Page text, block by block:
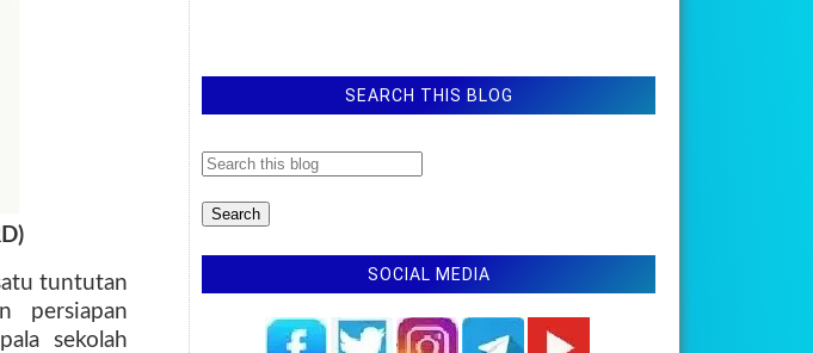
tuntutan
persiapan
sekolah
SEARCH THIS BLOG
SOCIAL MEDIA